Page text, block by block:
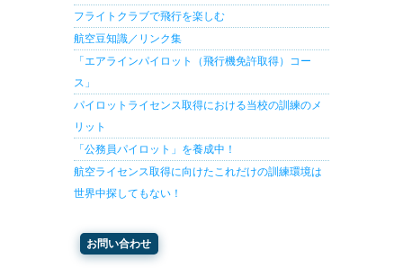
フライトクラブで飛行を楽しむ
航空豆知識／リンク集
「エアラインパイロット（飛行機免許取得）コー
ス」
パイロットライセンス取得における当校の訓練のメ
リット
「公務員パイロット」を養成中！
航空ライセンス取得に向けたこれだけの訓練環境は
世界中探してもない！
お問い合わせ